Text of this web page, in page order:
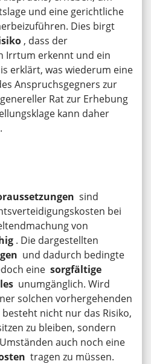
und eine gerichtliche
Dies birgt
, dass der
Irrtum erkennt und ein
erklärt, was wiederum eine
Anspruchsgegners zur
Rat zur Erhebung
kann daher
sind
bei
von
. Die dargestellten
und dadurch bedingte
eine sorgfältige
unumgänglich. Wird
solchen vorhergehenden
nicht nur das Risiko,
zu bleiben, sondern
auch noch eine
tragen zu müssen.